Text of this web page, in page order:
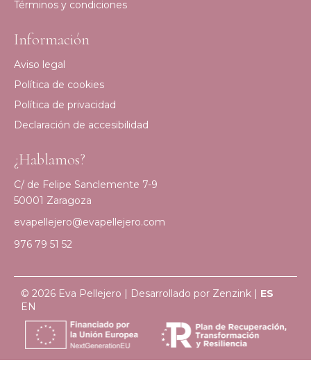
Términos y condiciones
Información
Aviso legal
Política de cookies
Política de privacidad
Declaración de accesibilidad
¿Hablamos?
C/ de Felipe Sanclemente 7-9
50001 Zaragoza
evapellejero@evapellejero.com
976 79 51 52
© 2026 Eva Pellejero | Desarrollado por Zenzink | ES
EN